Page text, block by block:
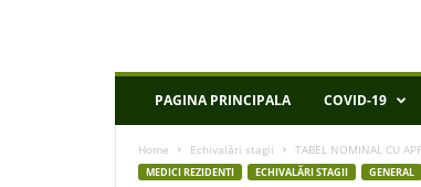
P
PAGINA PRINCIPALA COVID-19
Home Echivalări stagii TABEL NOMINAL CU
MEDICI REZIDENTI ECHIVALĂRI STAGII GENERAL